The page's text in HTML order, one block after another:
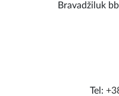
Bravadžiluk
Tel: